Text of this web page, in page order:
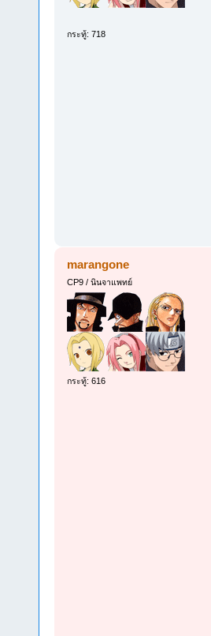
กระทู้: 718
marangone
CP9 / นินจาแพทย์
กระทู้: 616